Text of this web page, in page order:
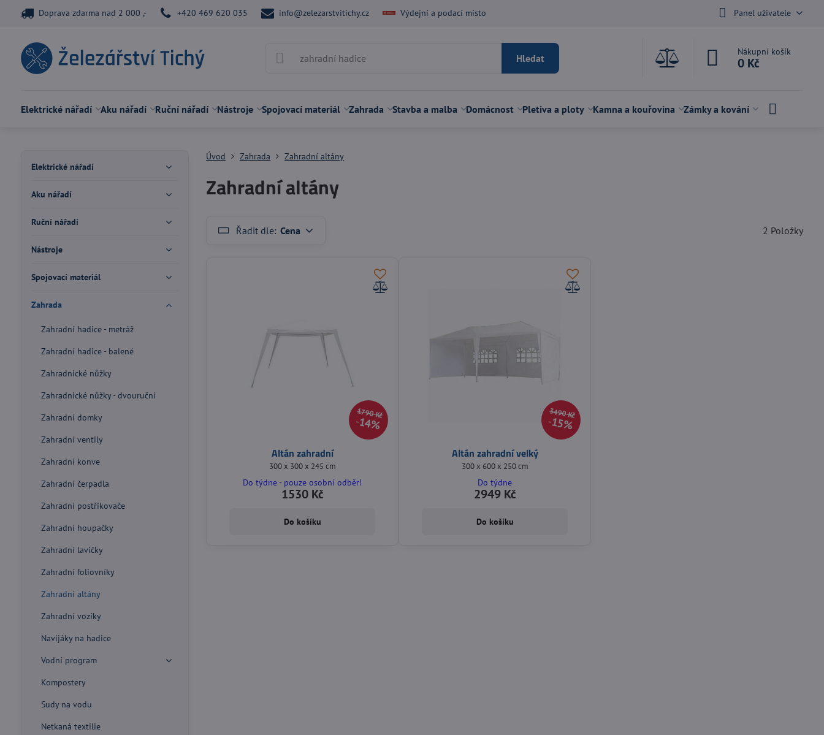
Doprava zdarma nad 2 000 ,- +420 469 620 035 info@zelezarstvitichy.cz Výdejní a podací místo Panel uživatele
Hledat
Nákupní košík
0 Kč
Elektrické nářadí Aku nářadí Ruční nářadí Nástroje Spojovací materiál Zahrada Stavba a malba Domácnost Pletiva a ploty Kamna a kouřovina Zámky a kování
Úvod Zahrada Zahradní altány
Zahradní altány
Řadit dle: Cena 2 Položky
1790 Kč
14%
Altán zahradní
300 x 300 x 245 cm
Do týdne - pouze osobní odběr!
1530 Kč
Do košíku
3490 Kč
15%
Altán zahradní velký
300 x 600 x 250 cm
Do týdne
2949 Kč
Do košíku
Elektrické nářadí
Aku nářadí
Ruční nářadí
Nástroje
Spojovací materiál
Zahrada
Zahradní hadice - metráž
Zahradní hadice - balené
Zahradnické nůžky
Zahradnické nůžky - dvouruční
Zahradní domky
Zahradní ventily
Zahradní konve
Zahradní čerpadla
Zahradní postřikovače
Zahradní houpačky
Zahradní lavičky
Zahradní foliovníky
Zahradní altány
Zahradní vozíky
Navijáky na hadice
Vodní program
Kompostery
Sudy na vodu
Netkaná textilie